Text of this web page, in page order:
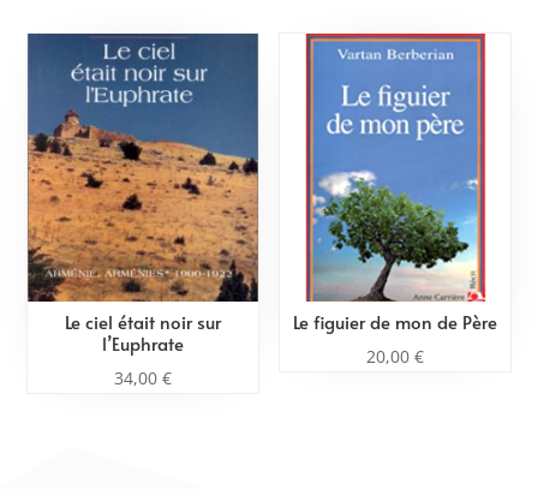
Le ciel était noir sur
l’Euphrate
34,00€
Le figuier de mon de Père
20,00 €